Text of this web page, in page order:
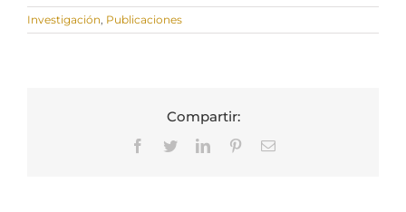
Investigación, Publicaciones
Compartir:
Facebook
TwitterLinkedInPinterestCorreo